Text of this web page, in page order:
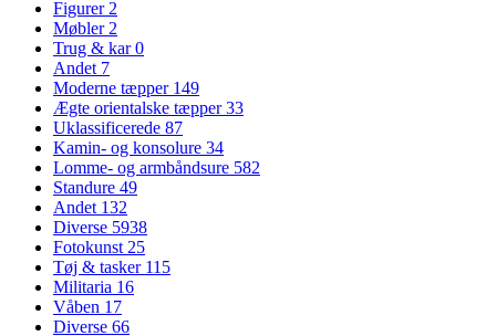
Figurer2
Møbler2
Trug & kar0
Andet 7
Moderne tæpper 149
Ægte orientalske tæpper33
Uklassificerede 87
Kamin- og konsolure 34
Lomme- og armbåndsure 582
Standure 49
Andet 132
Diverse 5938
Fotokunst25
Tøj & tasker 115
Militaria 16
Våben 17
Diverse 66